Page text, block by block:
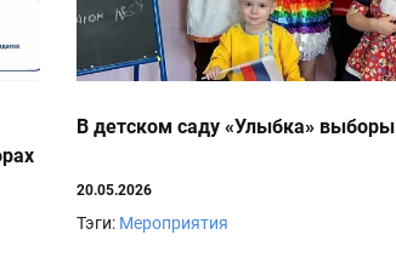
В детском саду «Улыбка» выборы
20.05.2026
Тэги: Мероприятия